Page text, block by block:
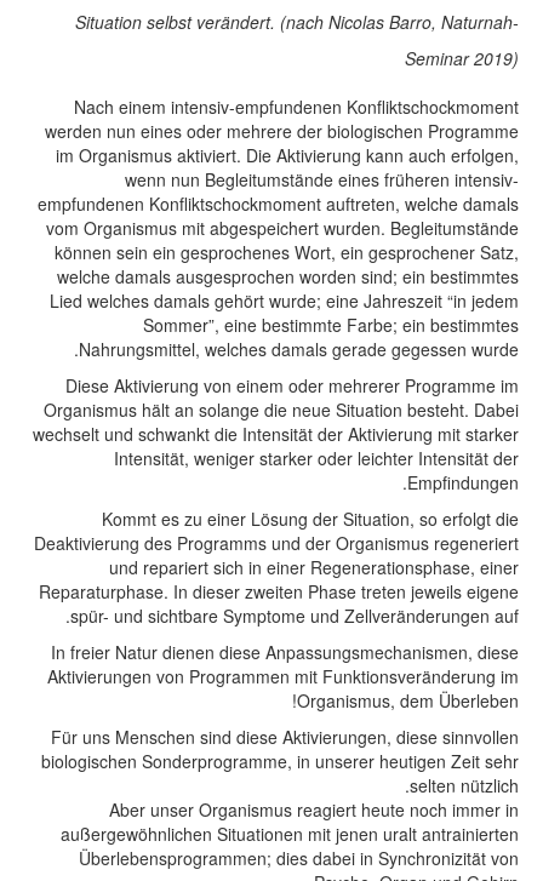
Situation selbst verändert. (nach Nicolas Barro, Naturnah-
Seminar 2019)
Nach einem intensiv-empfundenen Konfliktschockmoment
werden nun eines oder mehrere der biologischen Programme
im Organismus aktiviert. Die Aktivierung kann auch erfolgen,
wenn nun Begleitumstände eines früheren intensiv-
empfundenen Konfliktschockmoment auftreten, welche damals
vom Organismus mit abgespeichert wurden. Begleitumstände
können sein ein gesprochenes Wort, ein gesprochener Satz,
welche damals ausgesprochen worden sind; ein bestimmtes
Lied welches damals gehört wurde; eine Jahreszeit “in jedem
Sommer”, eine bestimmte Farbe; ein bestimmtes
Nahrungsmittel, welches damals gerade gegessen wurde.
Diese Aktivierung von einem oder mehrerer Programme im
Organismus hält an solange die neue Situation besteht. Dabei
wechselt und schwankt die Intensität der Aktivierung mit starker
Intensität, weniger starker oder leichter Intensität der
Empfindungen.
Kommt es zu einer Lösung der Situation, so erfolgt die
Deaktivierung des Programms und der Organismus regeneriert
und repariert sich in einer Regenerationsphase, einer
Reparaturphase. In dieser zweiten Phase treten jeweils eigene
spür- und sichtbare Symptome und Zellveränderungen auf.
In freier Natur dienen diese Anpassungsmechanismen, diese
Aktivierungen von Programmen mit Funktionsveränderung im
Organismus, dem Überleben!
Für uns Menschen sind diese Aktivierungen, diese sinnvollen
biologischen Sonderprogramme, in unserer heutigen Zeit sehr
selten nützlich.
Aber unser Organismus reagiert heute noch immer in
außergewöhnlichen Situationen mit jenen uralt antrainierten
Überlebensprogrammen; dies dabei in Synchronizität von